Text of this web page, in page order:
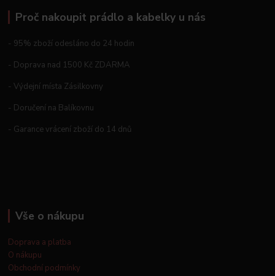
Proč nakoupit prádlo a kabelky u nás
- 95% zboží odesláno do 24 hodin
- Doprava nad 1500 Kč ZDARMA
- Výdejní místa Zásilkovny
- Doručení na Balíkovnu
- Garance vrácení zboží do 14 dnů
Vše o nákupu
Doprava a platba
O nákupu
Obchodní podmínky